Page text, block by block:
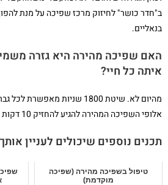
ב"חדר כושר" לחיזוק מרכז שפיכה על מנת להפוך
בנאליים.
האם שפיכה מהירה היא גזרה
איתה כל חיי?
מהיום לא. שיטת 1800 שניות
אלופי השפיכה המהירה להגיע להחזיק 10 דקות משגל.
תכנים נוספים שיכולים לעניין
טיפול בשפיכה מהירה (שפיכה
מוקדמת)